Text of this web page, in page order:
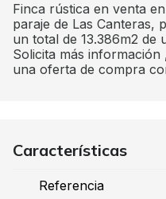
Finca rústica en venta
paraje de Las Canteras,
un total de 13.386m2 de
Solicita más
una oferta de compra
Características
Referencia